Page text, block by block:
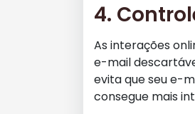
4.
As interações
e-mail
evita que seu e-
consegue mais